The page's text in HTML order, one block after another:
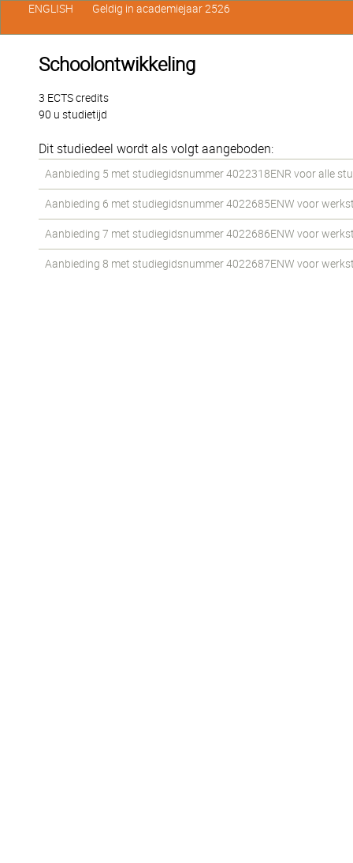
Schoolontwikkeling
3 ECTS credits
90 u studietijd
Dit studiedeel wordt als volgt aangeboden:
Aanbieding 5 met studiegidsnummer 4022318ENR voor alle
Aanbieding 6 met studiegidsnummer 4022685ENW voor
Aanbieding 7 met studiegidsnummer 4022686ENW voor
Aanbieding 8 met studiegidsnummer 4022687ENW voor
ENGLISH Geldig in academiejaar 2526